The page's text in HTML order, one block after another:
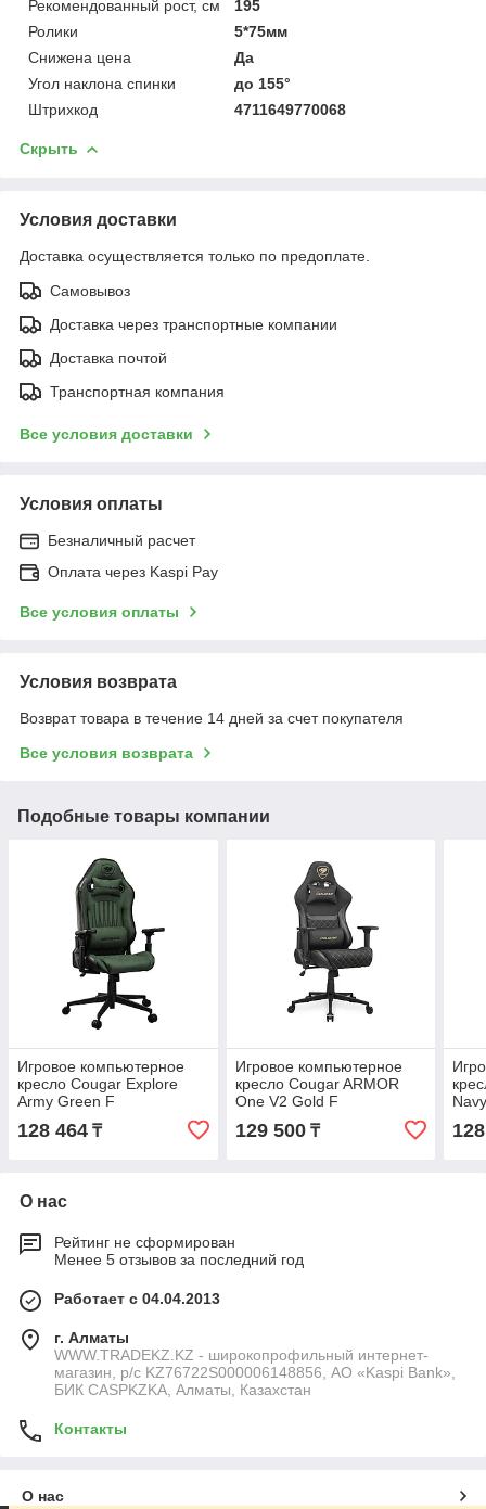
Рекомендованный рост, см
195
Ролики
5*75мм
Снижена цена
Да
Угол наклона спинки
до 155°
Штрихкод
4711649770068
Скрыть
Условия доставки
Доставка осуществляется только по предоплате.
Самовывоз
Доставка через транспортные компании
Доставка почтой
Транспортная компания
Все условия доставки
Условия оплаты
Безналичный расчет
Оплата через Kaspi Pay
Все условия оплаты
Условия возврата
Возврат товара в течение 14 дней за счет покупателя
Все условия возврата
Подобные товары компании
Игровое компьютерное
кресло Cougar Explore
Army Green F
128 464 ₸
Игровое компьютерное
кресло Cougar ARMOR
One V2 Gold F
129 500₸
О нас
Рейтинг не сформирован
Менее 5 отзывов за последний год
Работает с 04.04.2013
г. Алматы
WWW.TRADEKZ.KZ - широкопрофильный интернет-
магазин, р/с KZ76722S000006148856, АО «Kaspi Bank»,
БИК CASPKZKA, Алматы, Казахстан
Контакты
О нас